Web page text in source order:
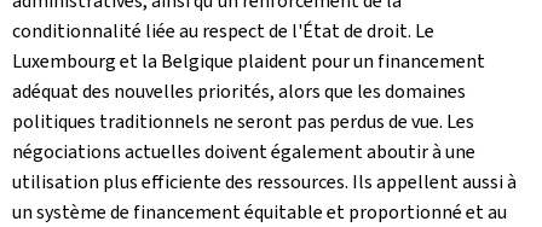
conditionnalité liée au respect de l'État de droit. Le
Luxembourg et la Belgique plaident pour un financement
adéquat des nouvelles priorités, alors que les domaines
politiques traditionnels ne seront pas perdus de vue. Les
négociations actuelles doivent également aboutir à une
utilisation plus efficiente des ressources. Ils appellent aussi à
un système de financement équitable et proportionné et au